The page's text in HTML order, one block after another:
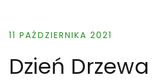
11 PAŹDZIERNIKA 2021
Dzień Drzewa